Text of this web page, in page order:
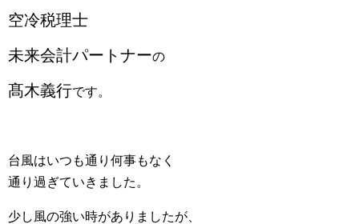
空冷税理士
未来会計パートナーの
髙木義行です。
台風はいつも通り何事もなく
通り過ぎていきました。
少し風の強い時がありましたが、